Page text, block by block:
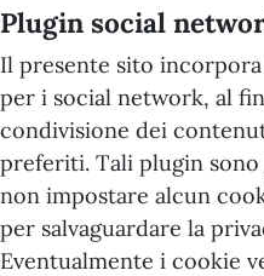
Plugin social
Il presente sito
per i social network, al
condivisione dei
preferiti. Tali plugin
non impostare alcun
per salvaguardare la
Eventualmente i cookie